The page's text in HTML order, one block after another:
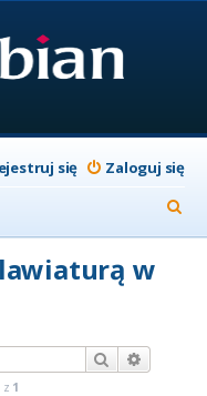
Zaloguj się
się
z
w
Szukaj
z 1